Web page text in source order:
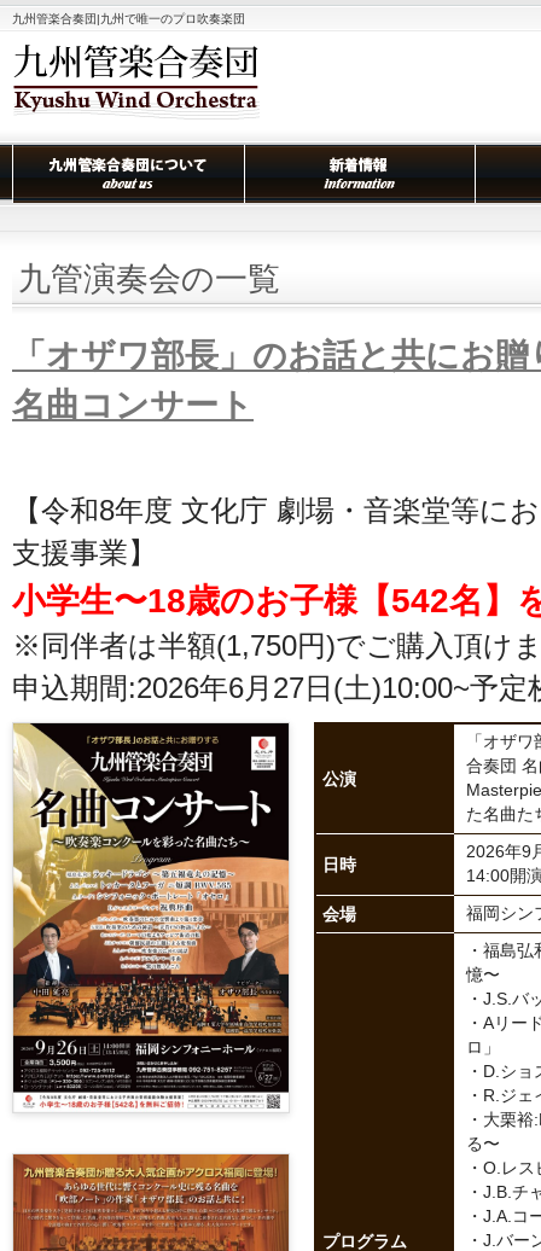
九州管楽合奏団|九州で唯一のプロ吹奏楽団
九管演奏会の一覧
「オザワ部長」のお話と共にお
名曲コンサート
【令和8年度 文化庁 劇場・音楽堂等に
支援事業】
小学生〜18歳のお子様【542名】
※同伴者は半額(1,750円)でご購入頂け
申込期間:2026年6月27日(土)10:00~予定
公演
「オザ
合奏団
た名曲た
日時
2026年9
14:00開
会場 福岡シン
プログラム
・福島
憶〜
・J.S.バ
・Aリー
ロ」
・D.シ
・R.ジ
・大栗
る〜
・O.レ
・J.B.チ
・J.A.コ
・J.バー